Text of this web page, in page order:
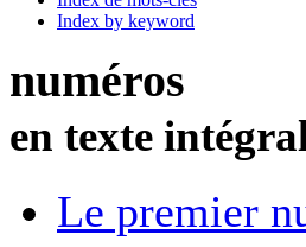
Index by keyword
numéros
en texte
Le premier